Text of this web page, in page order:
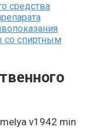
средства
со спиртным